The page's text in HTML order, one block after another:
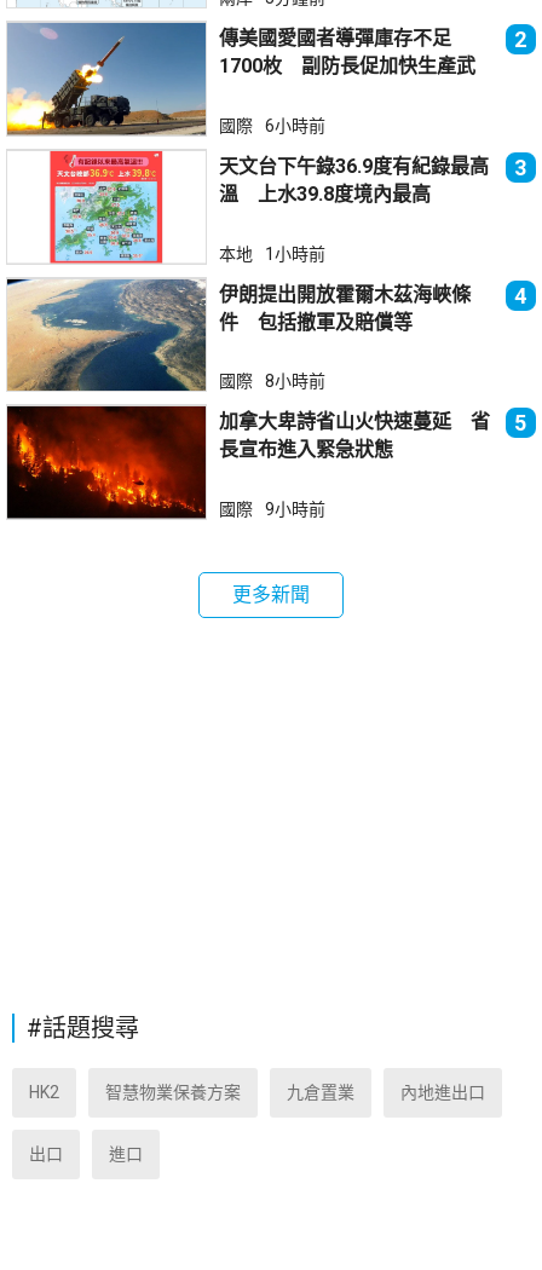
傳美國愛國者導彈庫存不足
1700枚 副防長促加快生產武
2
國際 6小時前
天文台下午錄36.9度有紀錄最高
溫 上水39.8度境內最高
3
本地 1小時前
伊朗提出開放霍爾木茲海峽條
件 包括撤軍及賠償等
4
國際 8小時前
加拿大卑詩省山火快速蔓延 省
長宣布進入緊急狀態
5
國際 9小時前
更多新聞
#話題搜尋
HK2 智慧物業保養方案 九倉置業 內地進出口
出口 進口